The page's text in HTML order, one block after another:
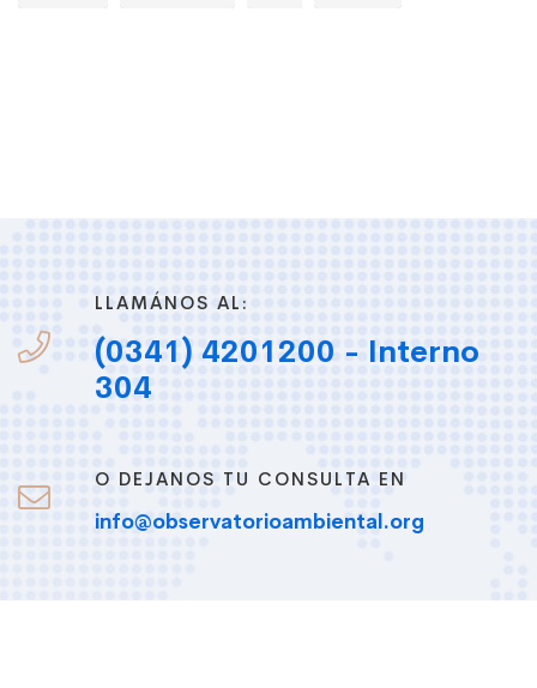
LLAMÁNOS AL:
(0341) 4201200 - Interno
304
O DEJANOS TU CONSULTA EN
info@observatorioambiental.org